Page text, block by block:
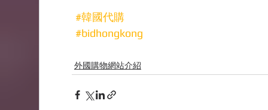
#韓國代購
#bidhongkong
外國購物網站介紹